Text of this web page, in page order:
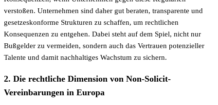
verstoßen. Unternehmen sind daher gut beraten, transparente und
gesetzeskonforme Strukturen zu schaffen, um rechtlichen
Konsequenzen zu entgehen. Dabei steht auf dem Spiel, nicht nur
Bußgelder zu vermeiden, sondern auch das Vertrauen potenzieller
Talente und damit nachhaltiges Wachstum zu sichern.
2. Die rechtliche Dimension von Non-Solicit-
Vereinbarungen in Europa